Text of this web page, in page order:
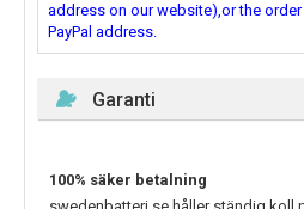
address on our website),or the
PayPal address.
Garanti
100% säker betalning